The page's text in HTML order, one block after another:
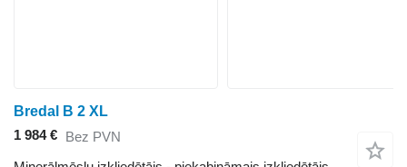
Bredal B 2 XL
1 984 € Bez PVN